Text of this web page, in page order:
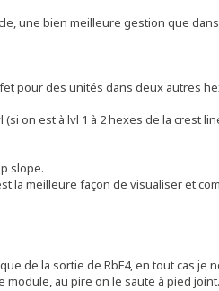
une bien meilleure gestion que dans
pour des unités dans deux autres
on est à lvl 1 à 2 hexes de la crest
slope.
la meilleure façon de visualiser et
de la sortie de RbF4, en tout cas je
au pire on le saute à pied joint.